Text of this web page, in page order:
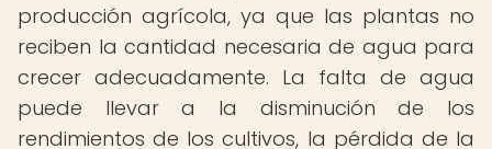
producción agrícola, ya que las plantas no
reciben la cantidad necesaria de agua para
crecer adecuadamente. La falta de agua
puede llevar a la disminución de los
rendimientos de los cultivos, la pérdida de la